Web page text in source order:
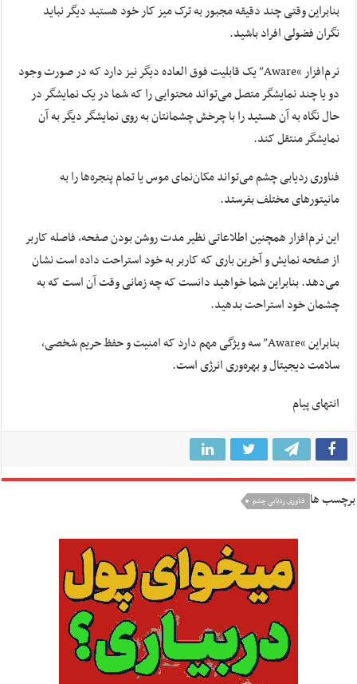
بنابراین وقتی چند دقیقه مجبور به ترک میز کار خود هستید دیگر نباید
نگران فضولی افراد باشید.
نرم‌افزار “Aware” یک قابلیت فوق
العادهدیگر نیز دارد که در صورت وجود
دو یا چند نمایشگر متصل می‌تواند محتوایی را که شما در یک نمایشگر در
حال نگاه به آن هستید را با چرخش چشمانتان به روی نمایشگر دیگر به آن
نمایشگر منتقل کند.
فناوری ردیابی چشم می‌تواند مکان‌نمایموسیا تمام پنجره‌ها را به
مانیتورهایمختلف بفرستد.
این نرم‌افزار همچنین اطلاعاتی نظیر مدت روشن بودن صفحه، فاصله کاربر
از صفحه نمایش و آخرین باری که کاربر به خود استراحت داده است نشان
می‌دهد. بنابراین شما خواهید دانست که چه زمانی وقت آن است که به
چشمان خود استراحت بدهید.
بنابراین “Aware” سه ویژگی مهم دارد که امنیت و حفظ حریم شخصی،
سلامت دیجیتال و بهره‌وری انرژی است.
انتهای پیام
برچسب ها فناوری ردیابی چشم